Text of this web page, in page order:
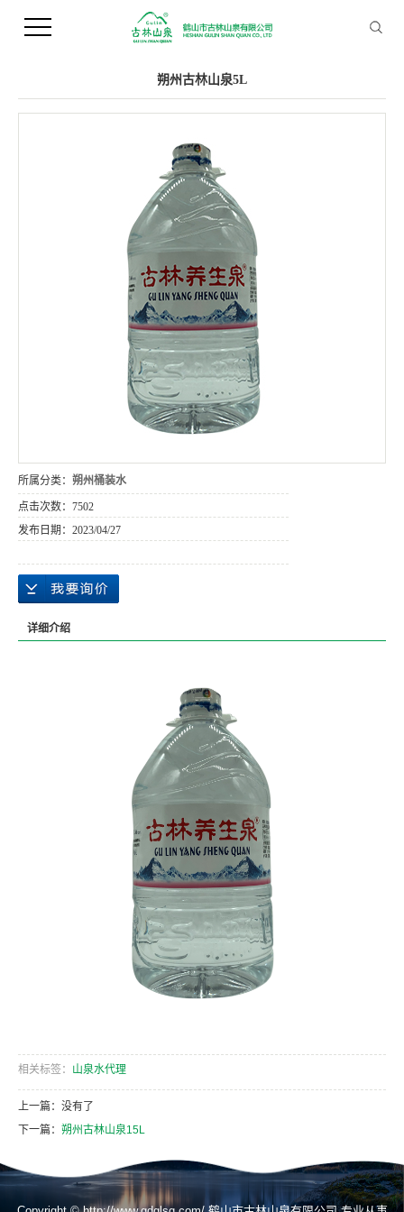
您当前的位置 ： 首 页>>产品中心>>桶装水
朔州古林山泉5L
所属分类： 朔州桶装水
点击次数： 7502
发布日期： 2023/04/27
详细介绍
相关标签： 山泉水代理
上一篇：没有了
下一篇： 朔州古林山泉15L